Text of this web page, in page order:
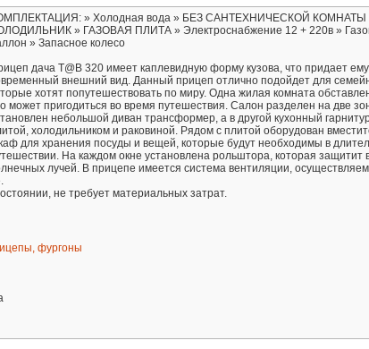
» Холодная вода » БЕЗ САНТЕХНИЧЕСКОЙ КОМНАТЫ
» ГАЗОВАЯ ПЛИТА » Электроснабжение 12 + 220в »
» Запасное колесо
дача T@B 320 имеет каплевидную форму кузова, что придает ему
внешний вид. Данный прицеп отлично подойдет для
хотят попутешествовать по миру. Одна жилая комната
может пригодиться во время путешествия. Салон разделен на две
небольшой диван трансформер, а в другой кухонный
холодильником и раковиной. Рядом с плитой оборудован
для хранения посуды и вещей, которые будут необходимы в
На каждом окне установлена рольштора, которая защитит
лучей. В прицепе имеется система вентиляции,
не требует материальных затрат.
фургоны